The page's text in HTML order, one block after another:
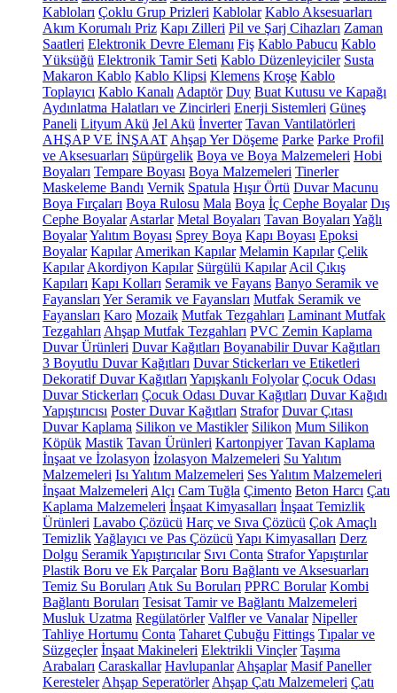
Kabloları Çoklu Grup Prizleri Kablolar Kablo Aksesuarları
Akım Korumalı Priz Kapı Zilleri Pil ve Şarj Cihazları Zaman
Saatleri Elektronik Devre Elemanı Fiş Kablo Pabucu Kablo
Yüksüğü Elektronik Tamir Seti Kablo Düzenleyiciler Susta
Makaron Kablo Kablo Klipsi Klemens Kroşe Kablo
Toplayıcı Kablo Kanalı Adaptör Duy Buat Kutusu ve Kapağı
Aydınlatma Halatları ve Zincirleri Enerji Sistemleri Güneş
Paneli Lityum Akü Jel Akü İnverter Tavan Vantilatörleri
AHŞAP VE İNŞAAT Ahşap Yer Döşeme Parke Parke Profil
ve Aksesuarları Süpürgelik Boya ve Boya Malzemeleri Hobi
Boyaları Tempare Boyası Boya Malzemeleri Tinerler
Maskeleme Bandı Vernik Spatula Hışır Örtü Duvar Macunu
Boya Fırçaları Boya Rulosu Mala Boya İç Cephe Boyalar Dış
Cephe Boyalar Astarlar Metal Boyaları Tavan Boyaları Yağlı
BoyalarYalıtım Boyası Sprey Boya Kapı Boyası Epoksi
Boyalar Kapılar Amerikan Kapılar Melamin Kapılar Çelik
Kapılar Akordiyon Kapılar Sürgülü Kapılar Acil Çıkış
Kapıları Kapı Kolları Seramik ve Fayans Banyo Seramik ve
Fayansları Yer Seramik ve Fayansları Mutfak Seramik ve
Fayansları Karo Mozaik Mutfak Tezgahları Laminant Mutfak
Tezgahları Ahşap Mutfak Tezgahları PVC Zemin Kaplama
Duvar Ürünleri Duvar Kağıtları Boyanabilir Duvar Kağıtları
3 Boyutlu Duvar Kağıtları Duvar Stickerları ve Etiketleri
Dekoratif Duvar Kağıtları Yapışkanlı Folyolar Çocuk Odası
Duvar Stickerları Çocuk Odası Duvar Kağıtları Duvar Kağıdı
Yapıştırıcısı Poster Duvar Kağıtları Strafor Duvar Çıtası
Duvar Kaplama Silikon ve Mastikler Silikon Mum Silikon
Köpük Mastik Tavan Ürünleri Kartonpiyer Tavan Kaplama
İnşaat ve İzolasyon İzolasyon Malzemeleri Su Yalıtım
Malzemeleri Isı Yalıtım Malzemeleri Ses Yalıtım Malzemeleri
İnşaat Malzemeleri Alçı Cam Tuğla Çimento Beton Harcı Çatı
Kaplama Malzemeleri İnşaat Kimyasalları İnşaat Temizlik
Ürünleri Lavabo Çözücü Harç ve Sıva Çözücü Çok Amaçlı
TemizlikYağlayıcı ve Pas Çözücü Yapı Kimyasalları Derz
Dolgu Seramik Yapıştırıcılar Sıvı Conta Strafor Yapıştırılar
Plastik Boru ve Ek Parçalar Boru Bağlantı ve Aksesuarları
Temiz Su Boruları Atık Su Boruları PPRC Borular Kombi
Bağlantı Boruları Tesisat Tamir ve Bağlantı Malzemeleri
Musluk Uzatma Regülatörler Valfler ve Vanalar Nipeller
Tahliye Hortumu Conta Taharet Çubuğu Fittings Tıpalar ve
Süzgeçler İnşaat Makineleri Elektrikli Vinçler Taşıma
Arabaları Caraskallar Havlupanlar Ahşaplar Masif Paneller
Keresteler Ahşap Seperatörler Ahşap Çatı Malzemeleri Çatı